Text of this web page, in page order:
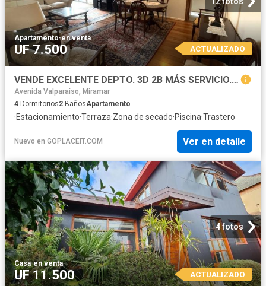
Apartamento·en venta
UF 7.500 ACTUALIZADO
VENDE EXCELENTE DEPTO. 3D 2B MÁS SERVICIO. ESTACIONAMIENTO, BODEGA, TERRAZA, PISCINA
Avenida Valparaíso, Miramar
4 Dormitorios2 BañosApartamento
·Estacionamiento·Terraza·Zona de secado·Piscina·Trastero
Nuevo en GOPLACEIT.COM Ver en detalle
4 fotos
Casa·en venta
UF 11.500 ACTUALIZADO